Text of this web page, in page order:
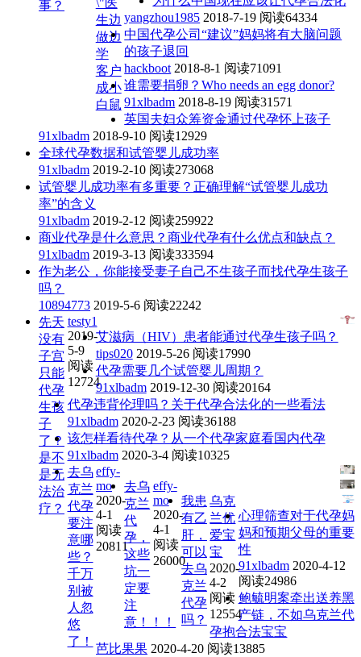
事？
\"医
生边
做边
学
客户
成小
白鼠
yangzhou1985 2018-7-19 阅读64334
中国代孕公司“建议”妈妈将有大脑问题
的孩子退回
hackboot 2018-8-1 阅读71091
谁需要捐卵？Who needs an egg donor?
91xlbadm 2018-8-19 阅读31571
英国夫妇众筹资金通过代孕怀上孩子
91xlbadm 2018-9-10 阅读12929
全球代孕数据和试管婴儿成功率
91xlbadm 2019-2-10 阅读273068
试管婴儿成功率有多重要？正确理解“试管婴儿成功
率”的含义
91xlbadm 2019-2-12 阅读259922
商业代孕是什么意思？商业代孕有什么优点和缺点？
91xlbadm 2019-3-13 阅读333594
作为老公，你能接受妻子自己不生孩子而找代孕生孩子
吗？
10894773 2019-5-6 阅读22242
先天
没有
子宫
只能
代孕
生孩
子
了？
是不
是无
法治
疗？
testy1
2019-
5-9
阅读
12724
艾滋病（HIV）患者能通过代孕生孩子吗？
tips020 2019-5-26 阅读17990
代孕需要几个试管婴儿周期？
91xlbadm 2019-12-30 阅读20164
代孕违背伦理吗？关于代孕合法化的一些看法
91xlbadm 2020-2-23 阅读36188
该怎样看待代孕？从一个代孕家庭看国内代孕
91xlbadm 2020-3-4 阅读10325
去乌
克兰
代孕
要注
意哪
些？
千万
别被
人忽
悠
了！
effy-
mo
2020-
4-1
阅读
20811
去乌
克兰
代
孕，
这些
坑一
定要
注
意！！！
effy-
mo
2020-
4-1
阅读
26000
我患
有乙
肝，
可以
去乌
克兰
代孕
吗？
乌克
兰优
爱宝
宝
2020-
4-2
阅读
12554
心理筛查对于代孕妈
妈和预期父母的重要
性
91xlbadm 2020-4-12
阅读24986
鲍毓明案牵出送养黑
产链，不如乌克兰代
孕抱合法宝宝
芭比果果 2020-4-20 阅读13885